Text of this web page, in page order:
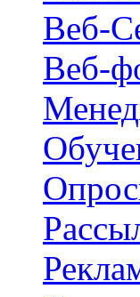
Веб-
Веб-